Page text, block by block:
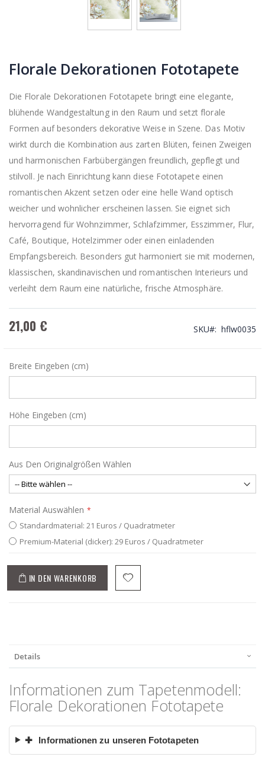
Florale Dekorationen Fototapete
Die Florale Dekorationen Fototapete bringt eine elegante,
blühende Wandgestaltung in den Raum und setzt florale
Formen auf besonders dekorative Weise in Szene. Das Motiv
wirkt durch die Kombination aus zarten Blüten, feinen Zweigen
und harmonischen Farbübergängen freundlich, gepflegt und
stilvoll. Je nach Einrichtung kann diese Fototapete einen
romantischen Akzent setzen oder eine helle Wand optisch
weicher und wohnlicher erscheinen lassen. Sie eignet sich
hervorragend für Wohnzimmer, Schlafzimmer, Esszimmer, Flur,
Café, Boutique, Hotelzimmer oder einen einladenden
Empfangsbereich. Besonders gut harmoniert sie mit modernen,
klassischen, skandinavischen und romantischen Interieurs und
verleiht dem Raum eine natürliche, frische Atmosphäre.
21,00 € SKU hflw0035
Breite Eingeben (cm)
Höhe Eingeben (cm)
Aus Den Originalgrößen Wählen
Material Auswählen
Standardmaterial: 21 Euros / Quadratmeter
Premium-Material (dicker): 29 Euros / Quadratmeter
IN DEN WARENKORB
Details
Informationen zum Tapetenmodell:
Florale Dekorationen Fototapete
✚ Informationen zu unseren Fototapeten